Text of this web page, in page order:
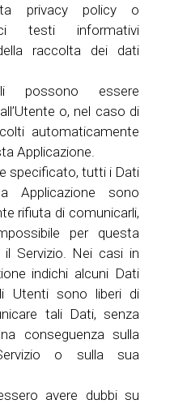
privacy policy o
testi informativi
raccolta dei dati
possono essere
o, nel caso di
automaticamente
Applicazione.
specificato, tutti i Dati
Applicazione sono
rifiuta di comunicarli,
per questa
il Servizio. Nei casi in
indichi alcuni Dati
Utenti sono liberi di
tali Dati, senza
conseguenza sulla
o sulla sua
avere dubbi su